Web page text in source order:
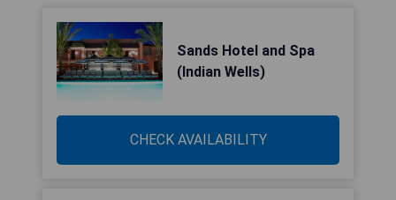
Sands Hotel and Spa
(Indian Wells)
CHECK AVAILABILITY